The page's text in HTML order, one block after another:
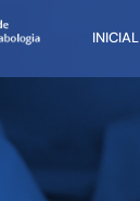
INICIAL